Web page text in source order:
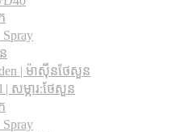
| ម៉ាស៊ីនថែសួន
| សម្ភារ:ថែសួន